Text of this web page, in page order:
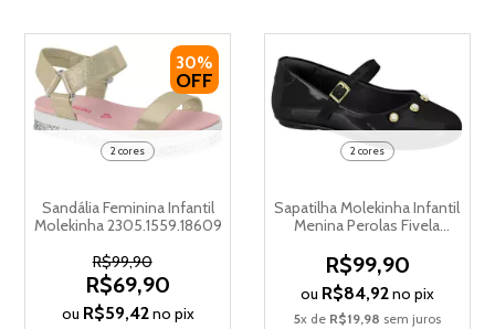
30%
OFF
2 cores
Sandália Feminina Infantil
Molekinha 2305.1559.18609
R$99,90
R$69,90
ou R$59,42no pix
2 cores
Sapatilha Molekinha Infantil
Menina Perolas Fivela
R$99,90
ou R$84,92no pix
5x de R$19,98 sem juros